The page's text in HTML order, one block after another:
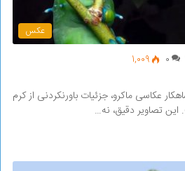
عکس
0
1,009
عکاسی ماکرو، جزئیات باورنکردنی از کرم
تصاویر دقیق، نه…